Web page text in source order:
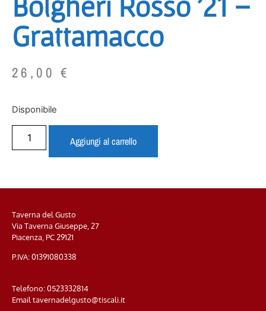
Grattamacco
26,00€
Disponibile
Aggiungi al carrello
Taverna del Gusto
Via Taverna Giuseppe, 27
Piacenza, PC29121
P.IVA: 01391080338
Telefono:0523332814
Emailtavernadelgusto@tiscali.it